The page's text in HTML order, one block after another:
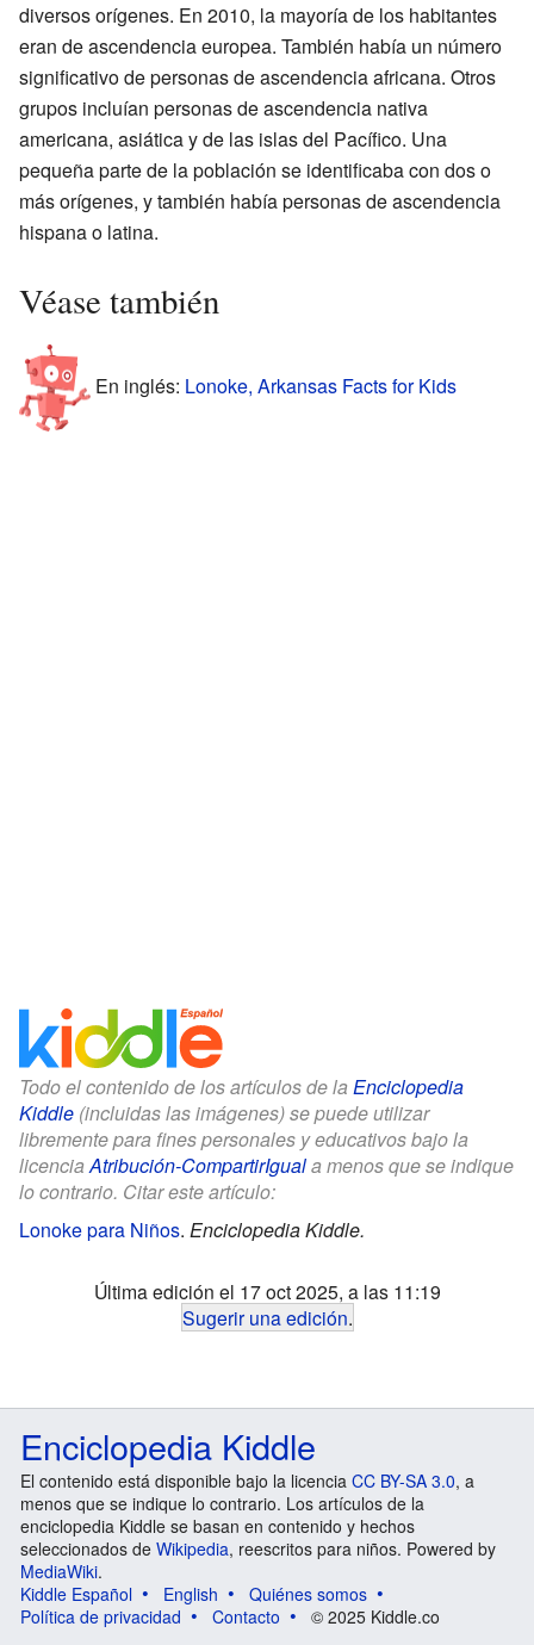
diversos orígenes. En 2010, la mayoría de los habitantes
eran de ascendencia europea. También había un número
significativo de personas de ascendencia africana. Otros
grupos incluían personas de ascendencia nativa
americana, asiática y de las islas del Pacífico. Una
pequeña parte de la población se identificaba con dos o
más orígenes, y también había personas de ascendencia
hispana o latina.
Véase también
En inglés: Lonoke, Arkansas Facts for Kids
Todo el contenido de los artículos de la Enciclopedia
Kiddle (incluidas las imágenes) se puede utilizar
libremente para fines personales y educativos bajo la
licenciaAtribución-CompartirIguala menos que se indique
lo contrario. Citar este artículo:
Lonoke para Niños. Enciclopedia Kiddle.
Última edición el 17 oct 2025, a las 11:19
Sugerir una edición.
Enciclopedia Kiddle
El contenido está disponible bajo la licencia CC BY-SA 3.0, a
menos que se indique lo contrario. Los artículos de la
enciclopedia Kiddle se basan en contenido y hechos
seleccionados de Wikipedia, reescritos para niños. Powered by
MediaWiki.
Kiddle Español
English
Quiénes somos
Política de privacidad
Contacto © 2025 Kiddle.co